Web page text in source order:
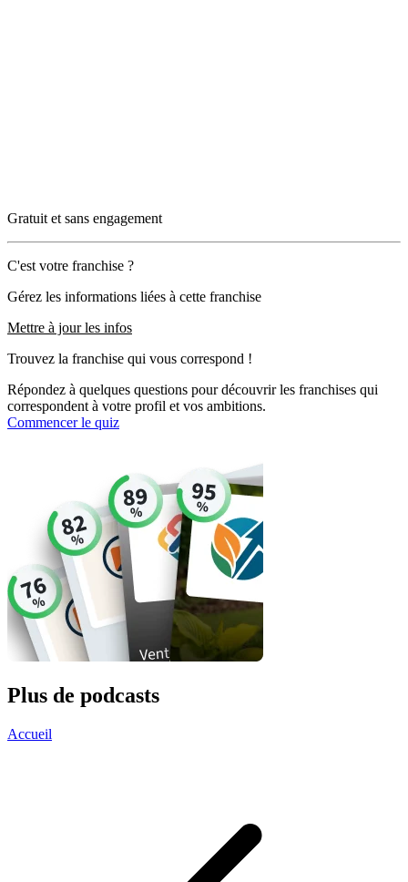
Gratuit et sans engagement
C'est votre franchise ?
Gérez les informations liées à cette franchise
Mettre à jour les infos
Trouvez la franchise qui vous correspond !
Répondez à quelques questions pour découvrir les franchises qui
correspondent à votre profil et vos ambitions.
Commencer le quiz
Plus de podcasts
Accueil